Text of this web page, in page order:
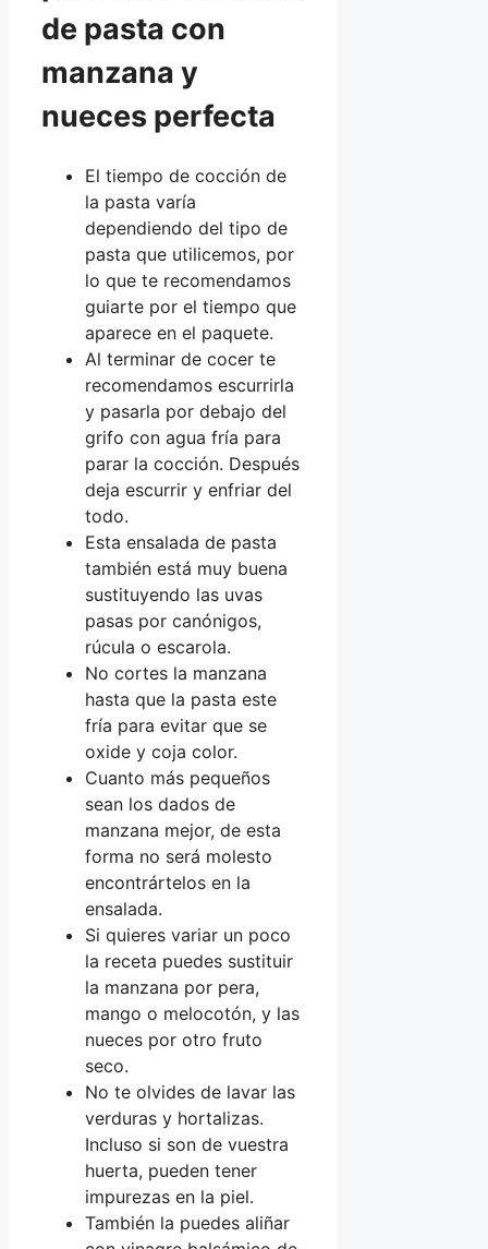
de pasta con
manzana y
nueces perfecta
El tiempo de cocción de
la pasta varía
dependiendo del tipo de
pasta que utilicemos, por
lo que te recomendamos
guiarte por el tiempo que
aparece en el paquete.
Al terminar de cocer te
recomendamos escurrirla
y pasarla por debajo del
grifo con agua fría para
parar la cocción. Después
deja escurrir y enfriar del
todo.
Esta ensalada de pasta
también está muy buena
sustituyendo las uvas
pasas por canónigos,
rúcula o escarola.
No cortes la manzana
hasta que la pasta este
fría para evitar que se
oxide y coja color.
Cuanto más pequeños
sean los dados de
manzana mejor, de esta
forma no será molesto
encontrártelos en la
ensalada.
Si quieres variar un poco
la receta puedes sustituir
la manzana por pera,
mango o melocotón, y las
nueces por otro fruto
seco.
No te olvides de lavar las
verduras y hortalizas.
Incluso si son de vuestra
huerta, pueden tener
impurezas en la piel.
También la puedes aliñar